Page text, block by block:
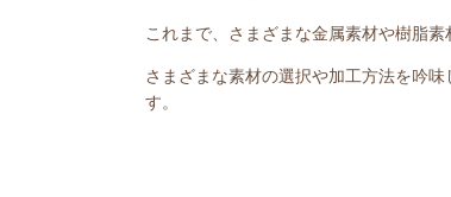
これまで、さまざまな金属素材や樹脂素
さまざまな素材の選択や加工方法を吟
す。